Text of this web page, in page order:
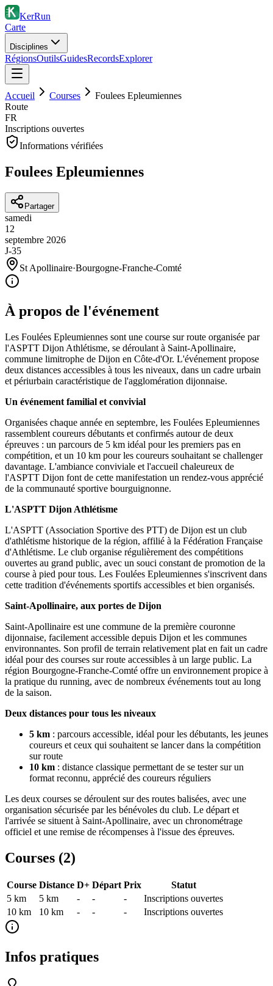
KerRun
Carte
Disciplines
RégionsOutilsGuidesRecordsExplorer
Accueil Courses
Foulees Epleumiennes
Route
FR
Inscriptions ouvertes
Informations vérifiées
Foulees Epleumiennes
Partager
samedi
12
septembre 2026
J-35
St Apollinaire·Bourgogne-Franche-Comté
À propos de l'événement
Les Foulées Epleumiennes sont une course sur route organisée par
l'ASPTT Dijon Athlétisme, se déroulant à Saint-Apollinaire,
commune limitrophe de Dijon en Côte-d'Or. L'événement propose
deux distances accessibles à tous les niveaux, dans un cadre urbain
et périurbain caractéristique de l'agglomération dijonnaise.
Un événement familial et convivial
Organisées chaque année en septembre, les Foulées Epleumiennes
rassemblent coureurs débutants et confirmés autour de deux
épreuves : un parcours de 5 km idéal pour les premiers pas en
compétition, et un 10 km pour les coureurs souhaitant se challenger
davantage. L'ambiance conviviale et l'accueil chaleureux de
l'ASPTT Dijon font de cette manifestation un rendez-vous apprécié
de la communauté sportive bourguignonne.
L'ASPTT Dijon Athlétisme
L'ASPTT (Association Sportive des PTT) de Dijon est un club
d'athlétisme historique de la région, affilié à la Fédération Française
d'Athlétisme. Le club organise régulièrement des compétitions
ouvertes au grand public, avec un souci constant de promotion de la
course à pied pour tous. Les Foulées Epleumiennes s'inscrivent dans
cette tradition d'événements sportifs accessibles et bien organisés.
Saint-Apollinaire, aux portes de Dijon
Saint-Apollinaire est une commune de la première couronne
dijonnaise, facilement accessible depuis Dijon et les communes
environnantes. Son profil de terrain relativement plat en fait un cadre
idéal pour des courses sur route accessibles à un large public. La
région Bourgogne-Franche-Comté offre un environnement propice à
la pratique du running, avec de nombreux événements tout au long
de la saison.
Deux distances pour tous les niveaux
5 km : parcours accessible, idéal pour les débutants, les jeunes
coureurs et ceux qui souhaitent se lancer dans la compétition
sur route
10 km : distance classique permettant de se tester sur un
format reconnu, apprécié des coureurs réguliers
Les deux courses se déroulent sur des routes balisées, avec une
organisation sécurisée par les bénévoles du club. Le départ et
l'arrivée se situent à Saint-Apollinaire, avec un chronométrage
officiel et une remise de récompenses à l'issue des épreuves.
Courses (2)
Course Distance D+ Départ Prix
Statut
5 km
5 km - - -
Inscriptions ouvertes
10 km
10 km - - - Inscriptions ouvertes
Infos pratiques